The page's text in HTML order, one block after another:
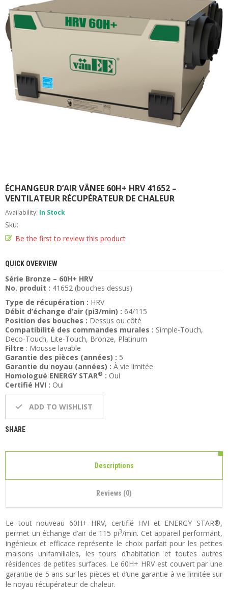
E
M
S
S
ÉCHANGEUR D’AIR VÄNEE 60H+ HRV 41652 –
VENTILATEUR RÉCUPÉRATEUR DE CHALEUR
Availability: In Stock
Sku:
Be the first to review this product
QUICK OVERVIEW
Série Bronze – 60H+ HRV
No. produit : 41652 (bouches dessus)
Type de récupération : HRV
Débit d’échange d’air (pi3/min) : 64/115
Position des bouches : Dessus ou côté
Compatibilité des commandes murales : Simple-Touch,
Deco-Touch, Lite-Touch, Bronze, Platinum
Filtre : Mousse lavable
Garantie des pièces (années) : 5
Garantie du noyau (années) : À vie limitée
Homologué ENERGY STAR© : Oui
Certifié HVI : Oui
ADD TO WISHLIST
SHARE
Descriptions
Reviews (0)
Le tout nouveau 60H+ HRV, certifié HVI et ENERGY STAR®,
permet un échange d’air de 115 pi3/min. Cet appareil performant,
ingénieux et efficace représente le choix parfait pour les petites
maisons unifamiliales, les tours d’habitation et toutes autres
résidences de petites surfaces. Le 60H+ HRV est couvert par une
garantie de 5 ans sur les pièces et d’une garantie à vie limitée sur
le noyau récupérateur de chaleur.